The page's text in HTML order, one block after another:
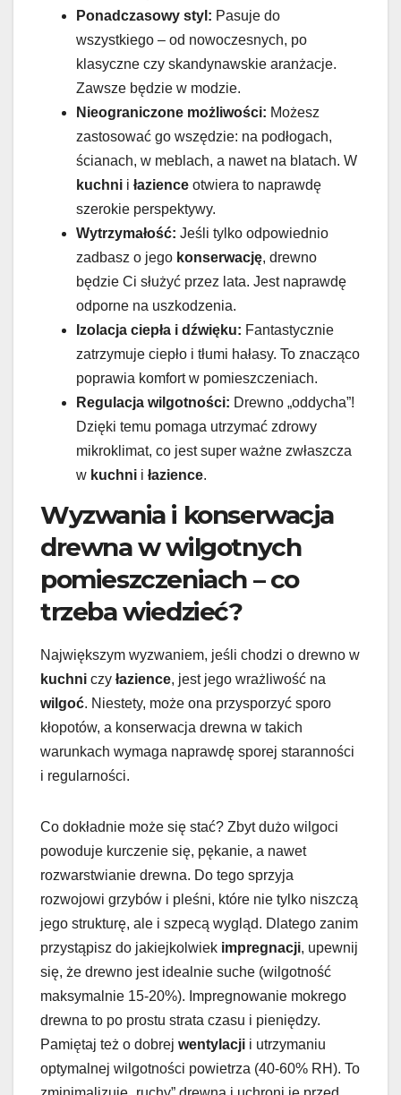
Ponadczasowy styl: Pasuje do
wszystkiego – od nowoczesnych, po
klasyczne czy skandynawskie aranżacje.
Zawsze będzie w modzie.
Nieograniczone możliwości: Możesz
zastosować go wszędzie: na podłogach,
ścianach, w meblach, a nawet na blatach. W
kuchni i łazience otwiera to naprawdę
szerokie perspektywy.
Wytrzymałość: Jeśli tylko odpowiednio
zadbasz o jego konserwację, drewno
będzie Ci służyć przez lata. Jest naprawdę
odporne na uszkodzenia.
Izolacja ciepła i dźwięku: Fantastycznie
zatrzymuje ciepło i tłumi hałasy. To znacząco
poprawia komfort w pomieszczeniach.
Regulacja wilgotności: Drewno „oddycha”!
Dzięki temu pomaga utrzymać zdrowy
mikroklimat, co jest super ważne zwłaszcza
w kuchni i łazience.
Wyzwania i konserwacja
drewna w wilgotnych
pomieszczeniach – co
trzeba wiedzieć?
Największym wyzwaniem, jeśli chodzi o drewno w
kuchni czy łazience, jest jego wrażliwość na
wilgoć. Niestety, może ona przysporzyć sporo
kłopotów, a konserwacja drewna w takich
warunkach wymaga naprawdę sporej staranności
i regularności.
Co dokładnie może się stać? Zbyt dużo wilgoci
powoduje kurczenie się, pękanie, a nawet
rozwarstwianie drewna. Do tego sprzyja
rozwojowi grzybów i pleśni, które nie tylko niszczą
jego strukturę, ale i szpecą wygląd. Dlatego zanim
przystąpisz do jakiejkolwiek impregnacji, upewnij
się, że drewno jest idealnie suche (wilgotność
maksymalnie 15-20%). Impregnowanie mokrego
drewna to po prostu strata czasu i pieniędzy.
Pamiętaj też o dobrej wentylacji i utrzymaniu
optymalnej wilgotności powietrza (40-60% RH). To